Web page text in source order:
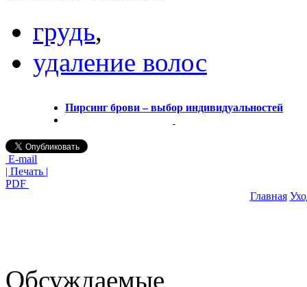
грудь,
удаление волос
Пирсинг брови – выбор индивидуальностей
E-mail
| Печать |
PDF
Главная
Обсуждаемые